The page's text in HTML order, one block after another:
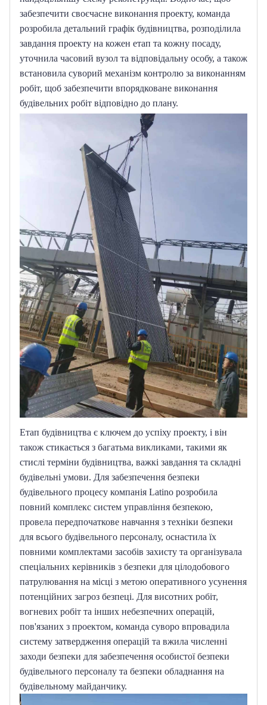
забезпечити своєчасне виконання проекту, команда
розробила детальний графік будівництва, розподілила
завдання проекту на кожен етап та кожну посаду,
уточнила часовий вузол та відповідальну особу, а також
встановила суворий механізм контролю за виконанням
робіт, щоб забезпечити впорядковане виконання
будівельних робіт відповідно до плану.
Етап будівництва є ключем до успіху проекту, і він
також стикається з багатьма викликами, такими як
стислі терміни будівництва, важкі завдання та складні
будівельні умови. Для забезпечення безпеки
будівельного процесу компанія Latino розробила
повний комплекс систем управління безпекою,
провела передпочаткове навчання з техніки безпеки
для всього будівельного персоналу, оснастила їх
повними комплектами засобів захисту та організувала
спеціальних керівників з безпеки для цілодобового
патрулювання на місці з метою оперативного усунення
потенційних загроз безпеці. Для висотних робіт,
вогневих робіт та інших небезпечних операцій,
пов'язаних з проектом, команда суворо впровадила
систему затвердження операцій та вжила численні
заходи безпеки для забезпечення особистої безпеки
будівельного персоналу та безпеки обладнання на
будівельному майданчику.